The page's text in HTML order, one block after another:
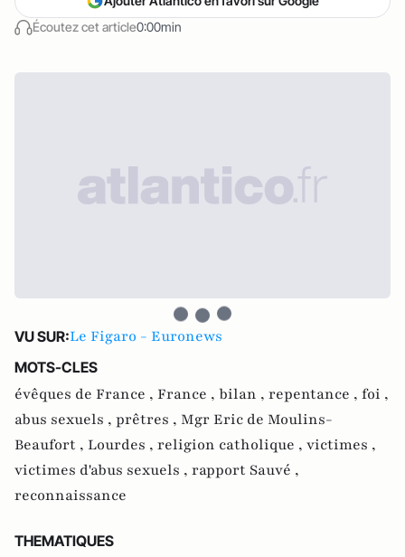
Écoutez cet article0:00min
VU SUR:Le Figaro - Euronews
MOTS-CLES
évêques de France , France , bilan , repentance , foi ,
abus sexuels , prêtres , Mgr Eric de Moulins-
Beaufort , Lourdes , religion catholique , victimes ,
victimes d'abus sexuels , rapport Sauvé ,
reconnaissance
THEMATIQUES